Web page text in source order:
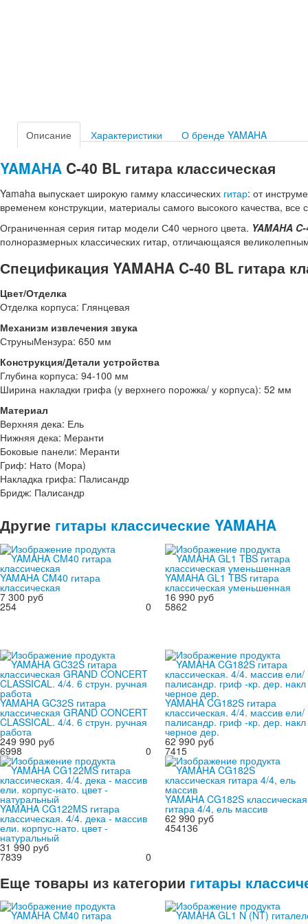
Описание Характеристики О бренде YAMAHA
YAMAHA C-40 BL гитара классическая
Yamaha выпускает широкую гамму классических гитар: от
временем конструкции, материалы самого высокого качества,
Ограниченная серия гитар модели С40 черного цвета. YAMAHA
полноразмерных классических гитар, отличающаяся
Спецификация YAMAHA C-40 BL гитара
Цвет/Отделка
Отделка корпуса: Глянцевая
Механизм извлечения звука
СтруныМензура: 650 мм
Конструкция/Детали устройства
Глубина корпуса: 94-100 мм
Ширина накладки грифа (у верхнего порожка/ у корпуса): 52 мм
Материал
Верхняя дека: Ель
Нижняя дека: Меранти
Боковые панели: Меранти
Гриф: Нато (Мора)
Накладка грифа: Палисандр
Бридж: Палисандр
Другие гитары классические YAMAHA
YAMAHA CM40 гитара
классическая
7 300 руб
0
254
YAMAHA GL1 TBS гитара
классическая уменьшенная
16 990 руб
5862
YAMAHA GC32S гитара
классическая GRAND CONCERT
CLASSICAL. 4/4. 6 струн. ручная
работа
249 990 руб
0
6998
YAMAHA CG182S гитара
классическая. 4/4. массив ели/
палисандр. гриф -кр. дер.
черное дер.
62 990 руб
7415
YAMAHA CG122MS гитара
классическая. 4/4. дека - массив
ели. корпус-нато. цвет -
натуральный
31 990 руб
0
7839
YAMAHA CG182S классическая
гитара 4/4, ель массив
62 990 руб
454136
Еще товары из категории гитары